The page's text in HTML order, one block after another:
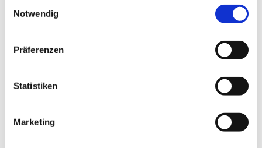
Notwendig
Präferenzen
Statistiken
Marketing